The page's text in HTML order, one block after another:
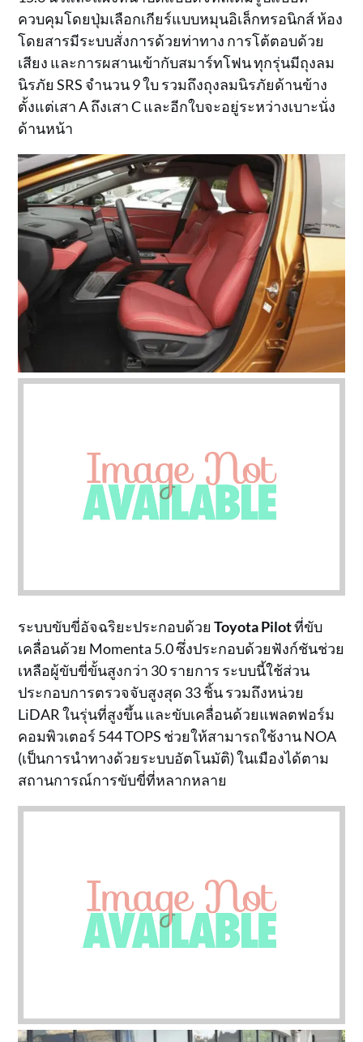
ควบคุมโดยปุ่มเลือกเกียร์แบบหมุนอิเล็กทรอนิกส์ ห้อง
โดยสารมีระบบสั่งการด้วยท่าทาง การโต้ตอบด้วย
เสียง และการผสานเข้ากับสมาร์ทโฟน ทุกรุ่นมีถุงลม
นิรภัย SRS จำนวน 9 ใบ รวมถึงถุงลมนิรภัยด้านข้าง
ตั้งแต่เสา A ถึงเสา C และอีกใบจะอยู่ระหว่างเบาะนั่ง
ด้านหน้า
ระบบขับขี่อัจฉริยะประกอบด้วยToyota Pilotที่ขับ
เคลื่อนด้วย Momenta 5.0 ซึ่งประกอบด้วยฟังก์ชันช่วย
เหลือผู้ขับขี่ขั้นสูงกว่า 30 รายการ ระบบนี้ใช้ส่วน
ประกอบการตรวจจับสูงสุด 33 ชิ้น รวมถึงหน่วย
LiDAR ในรุ่นที่สูงขึ้น และขับเคลื่อนด้วยแพลตฟอร์ม
คอมพิวเตอร์ 544 TOPS ช่วยให้สามารถใช้งาน NOA
(เป็นการนำทางด้วยระบบอัตโนมัติ) ในเมืองได้ตาม
สถานการณ์การขับขี่ที่หลากหลาย